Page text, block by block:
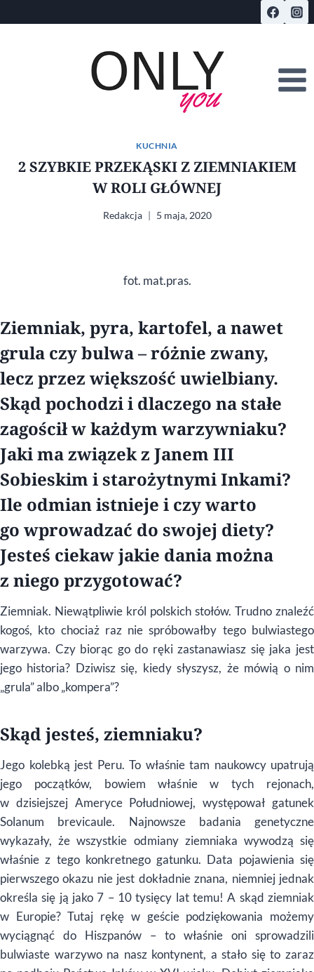
do
KUCHNIA
2 SZYBKIE PRZEKĄSKI Z ZIEMNIAKIEM
W ROLI GŁÓWNEJ
Redakcja 5 maja, 2020
fot. mat.pras.
Ziemniak, pyra, kartofel, a nawet
grula czy bulwa – różnie zwany,
lecz przez większość uwielbiany.
Skąd pochodzi i dlaczego na stałe
zagościł w każdym warzywniaku?
Jaki ma związek z Janem III
Sobieskim i starożytnymi Inkami?
Ile odmian istnieje i czy warto
go wprowadzać do swojej diety?
Jesteś ciekaw jakie dania można
z niego przygotować?
Ziemniak. Niewątpliwie król polskich stołów. Trudno znaleźć
kogoś, kto chociaż raz nie spróbowałby tego bulwiastego
warzywa. Czy biorąc go do ręki zastanawiasz się jaka jest
jego historia? Dziwisz się, kiedy słyszysz, że mówią o nim
„grula” albo „kompera”?
Skąd jesteś, ziemniaku?
Jego kolebką jest Peru. To właśnie tam naukowcy upatrują
jego początków, bowiem właśnie w tych rejonach,
w dzisiejszej Ameryce Południowej, występował gatunek
Solanum brevicaule. Najnowsze badania genetyczne
wykazały, że wszystkie odmiany ziemniaka wywodzą się
właśnie z tego konkretnego gatunku. Data pojawienia się
pierwszego okazu nie jest dokładnie znana, niemniej jednak
określa się ją jako 7 – 10 tysięcy lat temu! A skąd ziemniak
w Europie? Tutaj rękę w geście podziękowania możemy
wyciągnąć do Hiszpanów – to właśnie oni sprowadzili
bulwiaste warzywo na nasz kontynent, a stało się to zaraz